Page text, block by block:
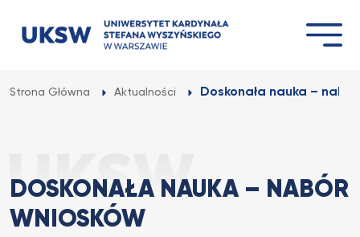
Strona Główna Aktualności Doskonała nauka –
DOSKONAŁA NAUKA – NABÓR
WNIOSKÓW